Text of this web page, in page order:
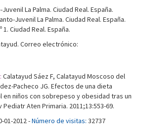
La Palma. Ciudad Real. España.
Juvenil La Palma. Ciudad Real. España.
Ciudad Real. España.
Correo electrónico:
Calatayud Sáez F, Calatayud Moscoso del
Pacheco JG. Efectos de una dieta
niños con sobrepeso y obesidad tras un
Aten Primaria. 2011;13:553-69.
01-2012 -Número de visitas: 32737